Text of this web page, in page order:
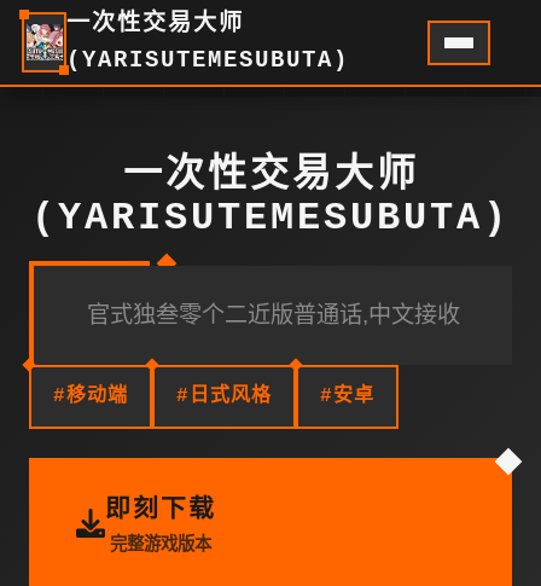
一次性交易大师
(YARISUTEMESUBUTA)
一次性交易大师
(YARISUTEMESUBUTA)
官式独叁零个二近版普通话,中文接收
#移动端 #日式风格 #安卓
即刻下载
完整游戏版本